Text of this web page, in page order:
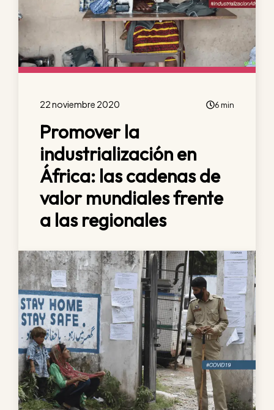
22 noviembre 2020 6 min
Promover la
industrialización en
África: las cadenas de
valor mundiales frente
a las regionales